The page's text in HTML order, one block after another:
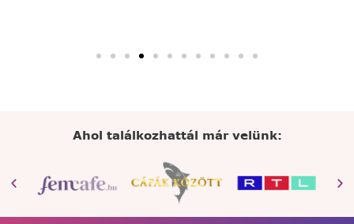
Ahol találkozhattál már velünk: